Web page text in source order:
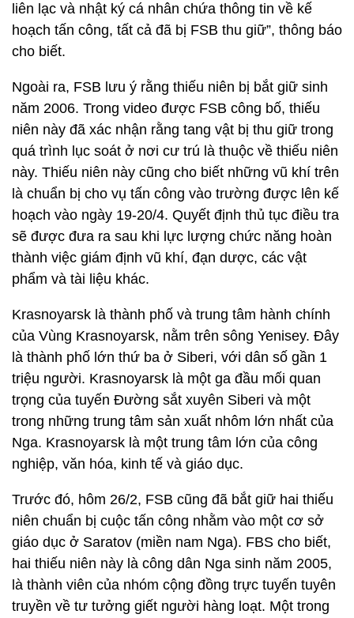
liên lạc và nhật ký cá nhân chứa thông tin về kế
hoạch tấn công, tất cả đã bị FSB thu giữ”, thông báo
cho biết.
Ngoài ra, FSB lưu ý rằng thiếu niên bị bắt giữ sinh
năm 2006. Trong video được FSB công bố, thiếu
niên này đã xác nhận rằng tang vật bị thu giữ trong
quá trình lục soát ở nơi cư trú là thuộc về thiếu niên
này. Thiếu niên này cũng cho biết những vũ khí trên
là chuẩn bị cho vụ tấn công vào trường được lên kế
hoạch vào ngày 19-20/4. Quyết định thủ tục điều tra
sẽ được đưa ra sau khi lực lượng chức năng hoàn
thành việc giám định vũ khí, đạn dược, các vật
phẩm và tài liệu khác.
Krasnoyarsk là thành phố và trung tâm hành chính
của Vùng Krasnoyarsk, nằm trên sông Yenisey. Đây
là thành phố lớn thứ ba ở Siberi, với dân số gần 1
triệu người. Krasnoyarsk là một ga đầu mối quan
trọng của tuyến Đường sắt xuyên Siberi và một
trong những trung tâm sản xuất nhôm lớn nhất của
Nga. Krasnoyarsk là một trung tâm lớn của công
nghiệp, văn hóa, kinh tế và giáo dục.
Trước đó, hôm 26/2, FSB cũng đã bắt giữ hai thiếu
niên chuẩn bị cuộc tấn công nhằm vào một cơ sở
giáo dục ở Saratov (miền nam Nga). FBS cho biết,
hai thiếu niên này là công dân Nga sinh năm 2005,
là thành viên của nhóm cộng đồng trực tuyến tuyên
truyền về tư tưởng giết người hàng loạt. Một trong